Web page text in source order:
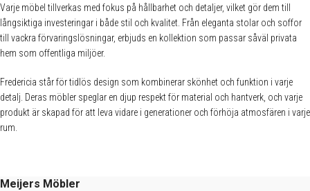
Varje möbel tillverkas med fokus på hållbarhet och detaljer, vilket gör dem till
långsiktiga investeringar i både stil och kvalitet. Från eleganta stolar och soffor
till vackra förvaringslösningar, erbjuds en kollektion som passar såväl privata
hem som offentliga miljöer.
Fredericia står för tidlös design som kombinerar skönhet och funktion i varje
detalj. Deras möbler speglar en djup respekt för material och hantverk, och varje
produkt är skapad för att leva vidare i generationer och förhöja atmosfären i varje
rum.
Meijers Möbler